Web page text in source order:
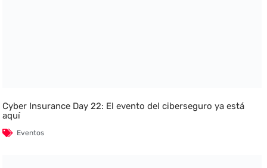
Cyber Insurance Day 22: El evento del ciberseguro ya está
aquí
Eventos